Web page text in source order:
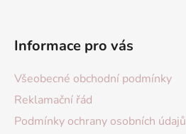
Informace pro vás
Všeobecné obchodní podmínky
Reklamační řád
Podmínky ochrany osobních údajů